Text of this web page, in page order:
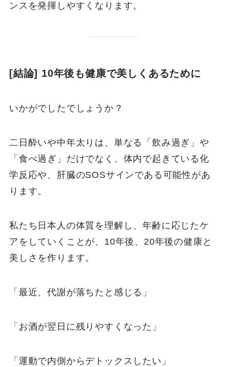
ンスを発揮しやすくなります。
[結論] 10年後も健康で美しくあるために
いかがでしたでしょうか？
二日酔いや中年太りは、単なる「飲み過ぎ」や
「食べ過ぎ」だけでなく、体内で起きている化
学反応や、肝臓のSOSサインである可能性があ
ります。
私たち日本人の体質を理解し、年齢に応じたケ
アをしていくことが、10年後、20年後の健康と
美しさを作ります。
「最近、代謝が落ちたと感じる」
「お酒が翌日に残りやすくなった」
「運動で内側からデトックスしたい」